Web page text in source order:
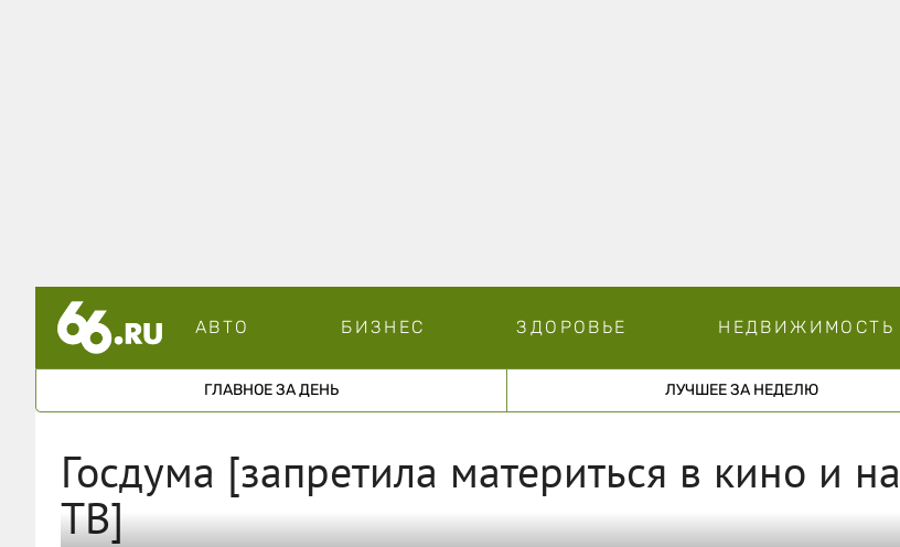
АВТО БИЗНЕС ЗДОРОВЬЕ НЕДВИЖИМОСТЬ
ГЛАВНОЕ ЗА ДЕНЬ ЛУЧШЕЕ ЗА НЕДЕЛЮ
Госдума [запретила материться в кино и на
ТВ]